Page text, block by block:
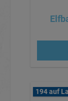
194 auf